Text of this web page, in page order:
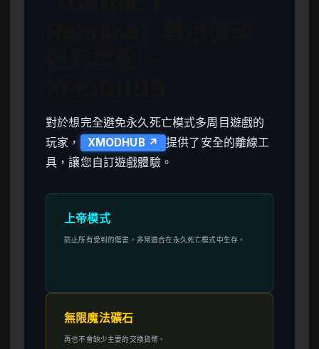
對於想完全避免永久死亡模式多周目遊戲的
玩家，
XMODHUB ↗
提供了安全的離線工
具，讓您自訂遊戲體驗。
上帝模式
防止所有受到的傷害，非常適合在永久死亡模式中生存。
無限魔法礦石
再也不會缺少主要的交換貨幣。